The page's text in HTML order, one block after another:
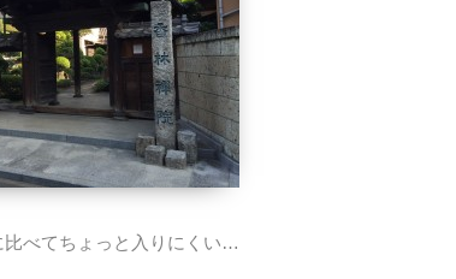
比べてちょっと入りにくい…